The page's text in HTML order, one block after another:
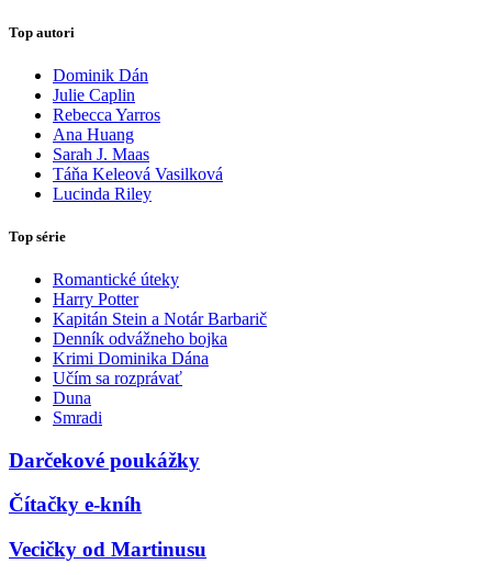
Top autori
Dominik Dán
Julie Caplin
Rebecca Yarros
Ana Huang
Sarah J. Maas
Táňa Keleová Vasilková
Lucinda Riley
Top série
Romantické úteky
Harry Potter
Kapitán Stein a Notár Barbarič
Denník odvážneho bojka
Krimi Dominika Dána
Učím sa rozprávať
Duna
Smradi
Darčekové poukážky
Čítačky e-kníh
Vecičky od Martinusu